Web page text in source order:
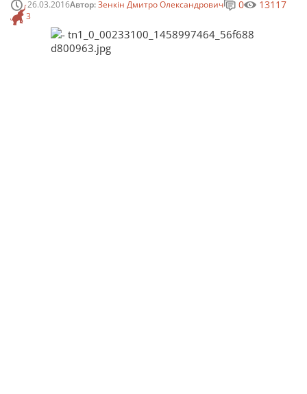
26.03.2016Автор:Зенкін Дмитро Олександрович
3
0 13117